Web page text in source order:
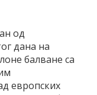
од
дана на
балване са
европских